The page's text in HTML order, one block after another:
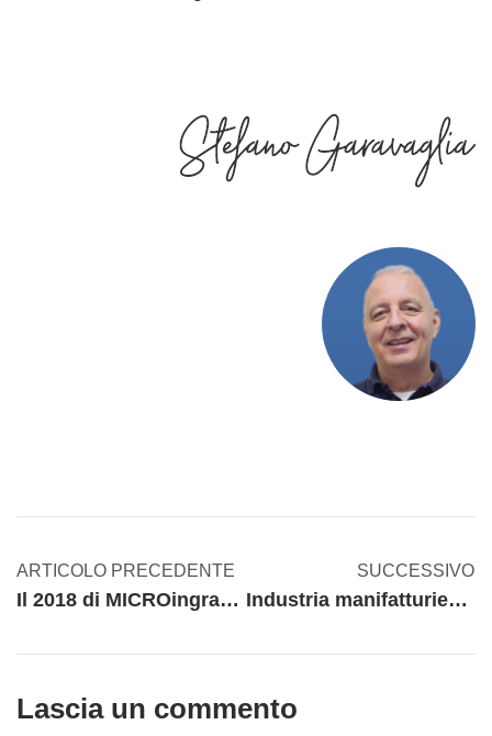
ARTICOLO PRECEDENTE
Il 2018 di MICROingranaggi tra finanziamenti e investimenti
SUCCESSIVO
Industria manifatturiera e smart working: un connubio possibile?
Lascia un commento